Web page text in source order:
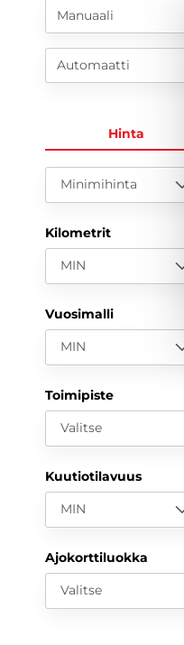
Manuaali
Automaatti
Hinta
Minimihinta
Kilometrit
MIN
Vuosimalli
MIN
Toimipiste
Valitse
Kuutiotilavuus
MIN
Ajokorttiluokka
Valitse